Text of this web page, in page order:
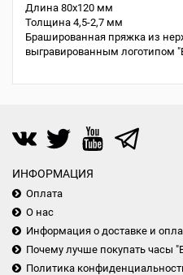
Длина 80х120 мм
Толщина 4,5-2,7 мм
Брашированная пряжка из
выгравированным логотипом
ИНФОРМАЦИЯ
Оплата
О нас
Информация о доставке и
Почему лучше покупать часы
Политика